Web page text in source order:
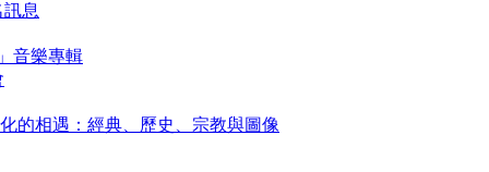
息
音樂專輯
的相遇：經典、歷史、宗教與圖像